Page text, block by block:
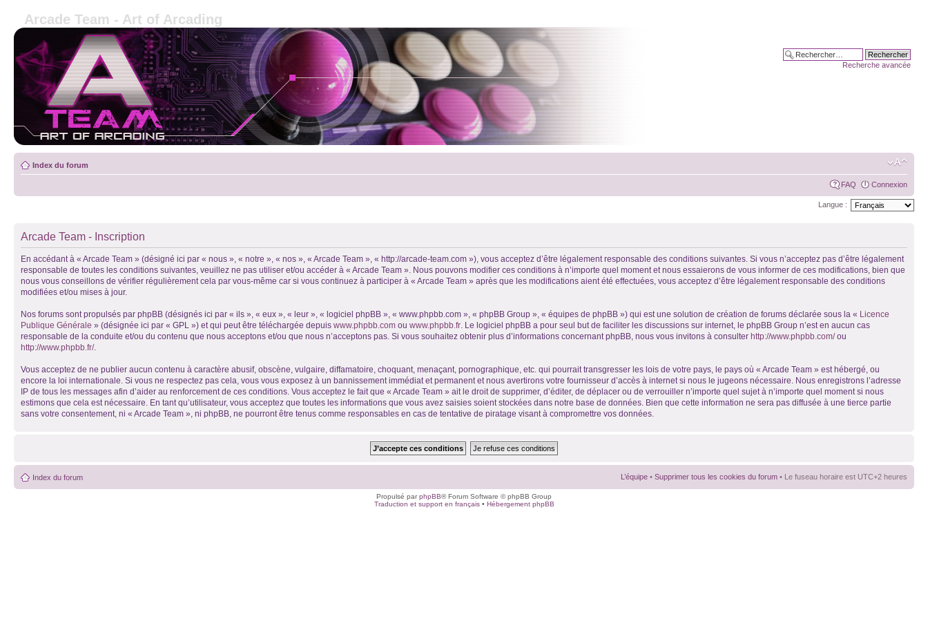
Arcade Team - Art of Arcading
Recherche avancée
Index du forum
FAQ Connexion
Langue :
Arcade Team - Inscription
En accédant à « Arcade Team » (désigné ici par « nous », « notre », « nos », « Arcade Team », « http://arcade-team.com »), vous acceptez d’être légalement responsable des conditions suivantes. Si vous n’acceptez pas d’être légalement
responsable de toutes les conditions suivantes, veuillez ne pas utiliser et/ou accéder à « Arcade Team ». Nous pouvons modifier ces conditions à n’importe quel moment et nous essaierons de vous informer de ces modifications, bien que
nous vous conseillons de vérifier régulièrement cela par vous-même car si vous continuez à participer à « Arcade Team » après que les modifications aient été effectuées, vous acceptez d’être légalement responsable des conditions
modifiées et/ou mises à jour.
Nos forums sont propulsés par phpBB (désignés ici par « ils », « eux », « leur », « logiciel phpBB », « www.phpbb.com », « phpBB Group », « équipes de phpBB ») qui est une solution de création de forums déclarée sous la « Licence
Publique Générale » (désignée ici par « GPL ») et qui peut être téléchargée depuis www.phpbb.com ou www.phpbb.fr . Le logiciel phpBB a pour seul but de faciliter les discussions sur internet, le phpBB Group n’est en aucun cas
responsable de la conduite et/ou du contenu que nous acceptons et/ou que nous n’acceptons pas. Si vous souhaitez obtenir plus d’informations concernant phpBB, nous vous invitons à consulter http://www.phpbb.com/ou
http://www.phpbb.fr/.
Vous acceptez de ne publier aucun contenu à caractère abusif, obscène, vulgaire, diffamatoire, choquant, menaçant, pornographique, etc. qui pourrait transgresser les lois de votre pays, le pays où « Arcade Team » est hébergé, ou
encore la loi internationale. Si vous ne respectez pas cela, vous vous exposez à un bannissement immédiat et permanent et nous avertirons votre fournisseur d’accès à internet si nous le jugeons nécessaire. Nous enregistrons l’adresse
IP de tous les messages afin d’aider au renforcement de ces conditions. Vous acceptez le fait que « Arcade Team » ait le droit de supprimer, d’éditer, de déplacer ou de verrouiller n’importe quel sujet à n’importe quel moment si nous
estimons que cela est nécessaire. En tant qu’utilisateur, vous acceptez que toutes les informations que vous avez saisies soient stockées dans notre base de données. Bien que cette information ne sera pas diffusée à une tierce partie
sans votre consentement, ni « Arcade Team », ni phpBB, ne pourront être tenus comme responsables en cas de tentative de piratage visant à compromettre vos données.
Index du forum L’équipe • Supprimer tous les cookies du forum • Le fuseau horaire est UTC+2 heures
Propulsé parphpBB® Forum Software © phpBB Group
Traduction et support en français• Hébergement phpBB